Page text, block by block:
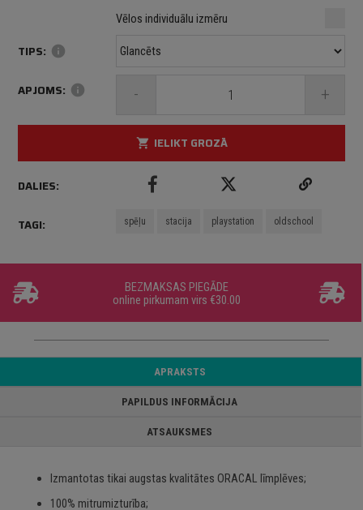
mm mm
Maksimālais izmērs: 1000 mm
Vēlos individuālu izmēru
TIPS: info
APJOMS: info - +
shopping_cart IELIKT GROZĀ
DALIES:
TAGI: spēļu stacija playstation oldschool
BEZMAKSAS PIEGĀDE
online pirkumam virs €30.00
APRAKSTS
PAPILDUS INFORMĀCIJA
ATSAUKSMES
Izmantotas tikai augstas kvalitātes ORACAL līmplēves;
100% mitrumizturība;